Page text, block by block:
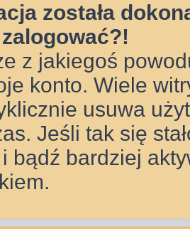
została
z jakiegoś
konto. Wiele
usuwa
Jeśli tak się
bądź bardziej